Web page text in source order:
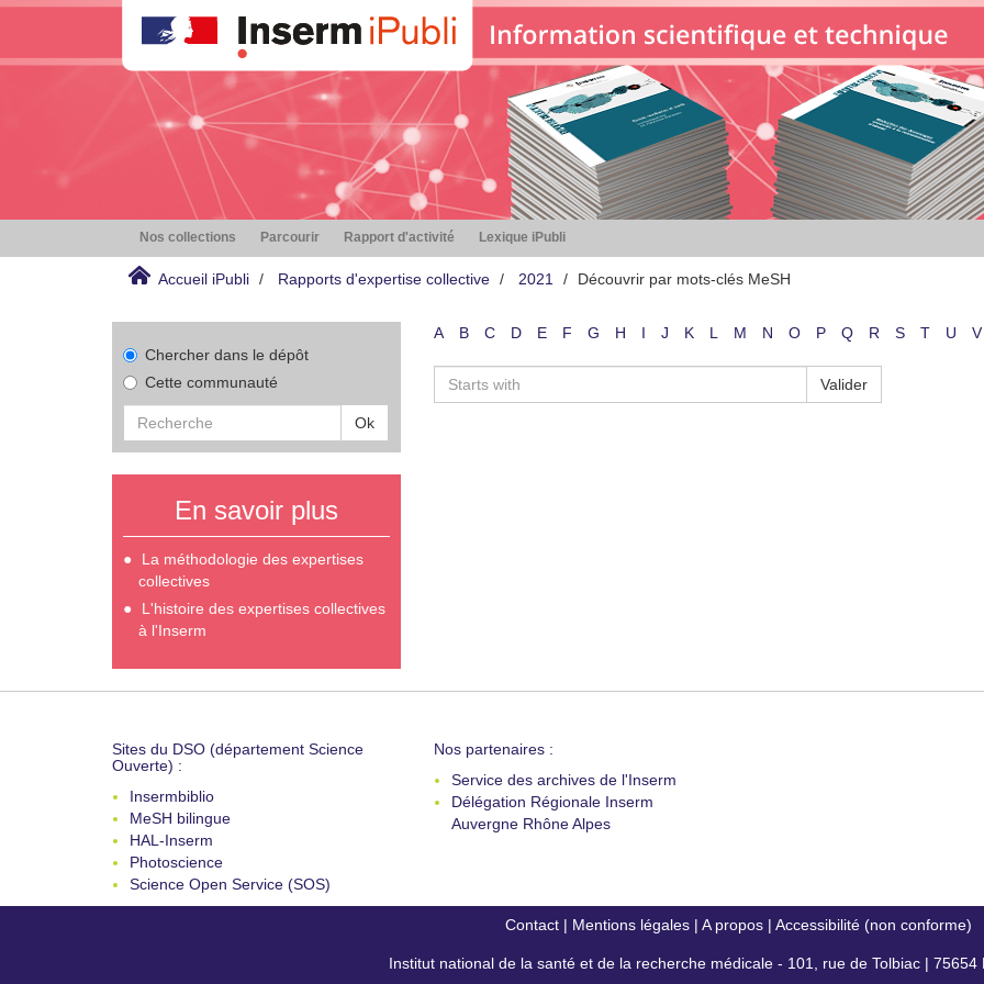
Nos collections Parcourir Rapport d'activité Lexique iPubli
Accueil iPubli Rapports d'expertise collective 2021 Découvrir par mots-clés MeSH
Chercher dans le dépôt
Cette communauté
Ok
En savoir plus
La méthodologie des expertises
collectives
L'histoire des expertises collectives
à l'Inserm
A B C D E F G H I J K L M N O P Q R S T U V
Valider
Sites du DSO (département Science
Ouverte) :
Insermbiblio
MeSH bilingue
HAL-Inserm
Photoscience
Science Open Service (SOS)
Nos partenaires :
Service des archives de l'Inserm
Délégation Régionale Inserm
Auvergne Rhône Alpes
Contact| Mentions légales| A propos| Accessibilité (non conforme)
Institut national de la santé et de la recherche médicale - 101, rue de Tolbiac | 75654